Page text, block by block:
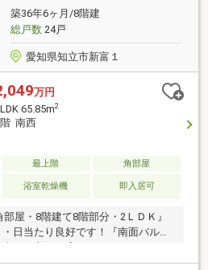
ーさん完備】
築36年6ヶ月/8階建
総戸数24戸
愛知県知立市新富１
万円
65.85m2
南西
最上階
角部屋
浴室乾燥機 即入居可
屋・8階建て8階部分・2ＬＤＫ』
日当たり良好です！『南面バルコ
当たり良好！広々としたバルコニー
スに困りません！◆設備仕様